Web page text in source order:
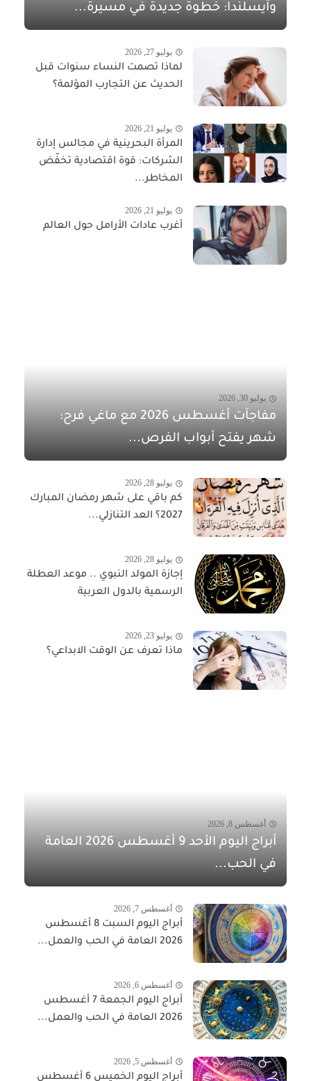
وآيسلندا: خطوة جديدة في مسيرة...
يوليو 27, 2026
لماذا تصمت النساء سنوات قبل
الحديث عن التجارب المؤلمة؟
يوليو 21, 2026
المرأة البحرينية في مجالس إدارة
الشركات: قوة اقتصادية تخفّض
المخاطر...
يوليو 21, 2026
أغرب عادات الأرامل حول العالم
يوليو 30, 2026
مفاجآت أغسطس 2026 مع ماغي فرح:
شهر يفتح أبواب الفرص...
يوليو 28, 2026
كم باقي على شهر رمضان المبارك
2027؟ العد التنازلي...
يوليو 28, 2026
إجازة المولد النبوي .. موعد العطلة
الرسمية بالدول العربية
يوليو 23, 2026
ماذا تعرف عن الوقت الابداعي؟
أغسطس 8, 2026
أبراج اليوم الأحد 9 أغسطس 2026 العامة
في الحب...
أغسطس 7, 2026
أبراج اليوم السبت 8 أغسطس
2026 العامة في الحب والعمل...
أغسطس 6, 2026
أبراج اليوم الجمعة 7 أغسطس
2026 العامة في الحب والعمل...
أغسطس 5, 2026
أبراج اليوم الخميس 6 أغسطس